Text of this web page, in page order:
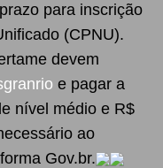
para inscrição
(CPNU).
devem
e pagar a
nível médio e R$
ao
Gov.br.